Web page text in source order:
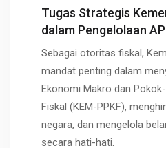
Tugas Strategis
dalam Pengelolaan
Sebagai otoritas fiskal,
mandat penting dalam
Ekonomi Makro dan
Fiskal (KEM-PPKF),
negara, dan mengelola
secara hati-hati.